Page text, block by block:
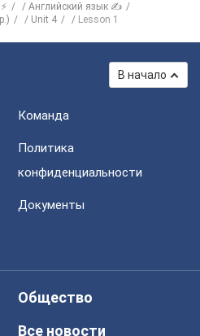
Английский язык ✍
Unit 4 Lesson 1
В начало
Команда
Политика
конфиденциальности
Документы
Общество
Все новости